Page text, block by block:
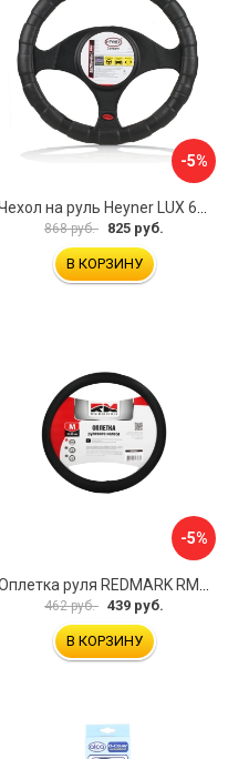
-5%
868 руб. 825 руб.
В КОРЗИНУ
-5%
Оплетка руля REDMARK RM78002
462 руб. 439 руб.
В КОРЗИНУ